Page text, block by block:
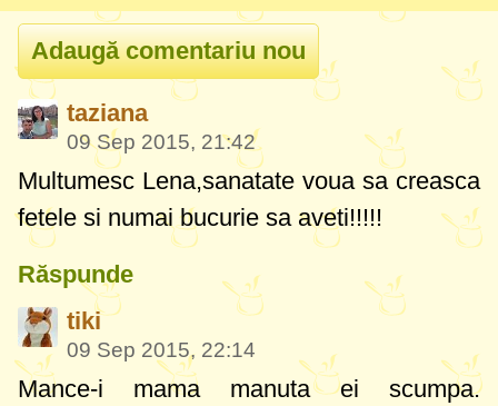
taziana
09 Sep 2015, 21:42
Multumesc Lena,sanatate voua sa creasca
fetele si numai bucurie sa aveti!!!!!
Răspunde
tiki
09 Sep 2015, 22:14
Mance-i mama manuta ei scumpa.